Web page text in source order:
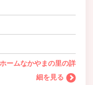
ームなかやまの里の詳
細を見る